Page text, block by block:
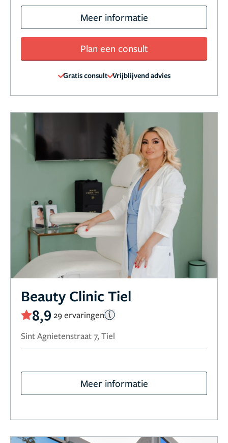
Meer informatie
Plan een consult
Gratis consult Vrijblijvend advies
Beauty Clinic Tiel
8,9 29 ervaringen
Sint Agnietenstraat 7, Tiel
Meer informatie